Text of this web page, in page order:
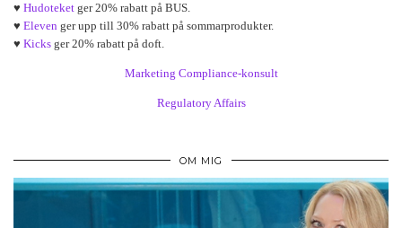
♥ Hudoteket ger 20% rabatt på BUS.
♥ Eleven ger upp till 30% rabatt på sommarprodukter.
♥ Kicks ger 20% rabatt på doft.
Marketing Compliance-konsult
Regulatory Affairs
OM MIG